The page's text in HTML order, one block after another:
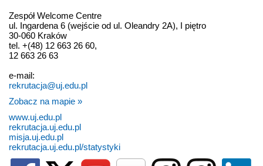
Zespół Welcome Centre
ul. Ingardena 6 (wejście od ul. Oleandry 2A), I piętro
30-060 Kraków
tel. +(48) 12 663 26 60,
12 663 26 63
e-mail:
rekrutacja@uj.edu.pl
Zobacz na mapie »
www.uj.edu.pl
rekrutacja.uj.edu.pl
misja.uj.edu.pl
rekrutacja.uj.edu.pl/statystyki